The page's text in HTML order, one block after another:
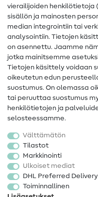
Ompeluohjeet
Apua ja yhteystiedot
Yhteystiedot
Tietoa
FAQ
Peruutusoikeus
Suosittu
Kankaat
Ompelutarvikkeet
Ale
vierailijoiden henkilötietoja
sisällön ja mainosten
median integrointiin tai
analysointiin. Tietojen
on asennettu. Jaamme
jotka mainitsemme
Tietojen käsittely voidaan
oikeutetun edun
suostumus. On olemassa
tai peruuttaa suostumus
henkilötietojen ja
selosteessamme.
Välttämätön
Tilastot
Markkinointi
Ulkoiset mediat
DHL Preferred Delivery
Toiminnallinen